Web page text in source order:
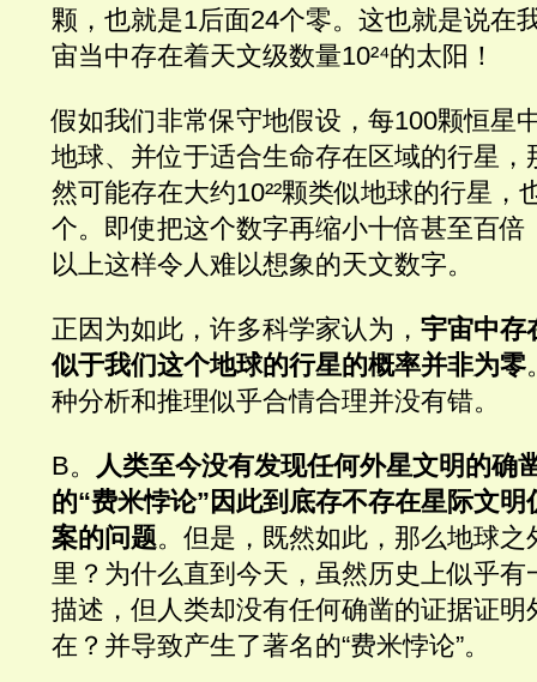
颗，也就是1后面24个零。这也就是说在
宙当中存在着天文级数量10²⁴的太阳！
假如我们非常保守地假设，每100颗恒星
地球、并位于适合生命存在区域的行星，
然可能存在大约10²²颗类似地球的行星，
个。即使把这个数字再缩小十倍甚至百倍
以上这样令人难以想象的天文数字。
正因为如此，许多科学家认为， 宇宙中存
似于我们这个地球的行星的概率并非为零
种分析和推理似乎合情合理并没有错。
B。 人类至今没有发现任何外星文明的确
的“费米悖论”因此到底存不存在星际文
案的问题。但是，既然如此，那么地球
里？为什么直到今天，虽然历史上似乎有
描述，但人类却没有任何确凿的证据证明
在？并导致产生了著名的“费米悖论”。